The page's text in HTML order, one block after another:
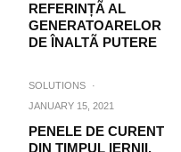
REFERINȚÃ AL
GENERATOARELOR
DE ÎNALTÃ PUTERE
SOLUTIONS
·
JANUARY 15, 2021
PENELE DE CURENT
DIN TIMPUL IERNII.